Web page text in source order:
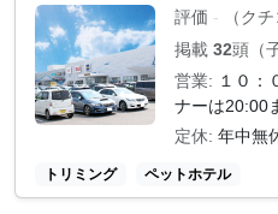
評価 -
（ク
掲載 32頭（
営業: １０：
ナーは20:00
定休: 年中無
トリミング ペットホテル